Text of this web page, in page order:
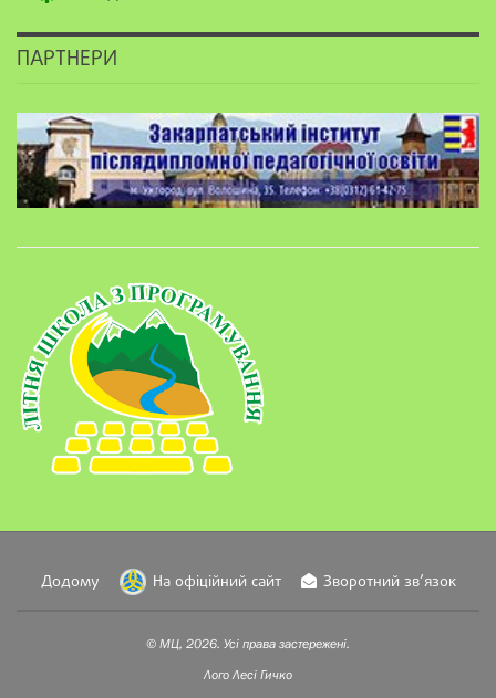
ПАРТНЕРИ
Додому На офіційний сайт Зворотний зв’язок
© МЦ, 2026. Усі права застережені.
Лого Лесі Гичко